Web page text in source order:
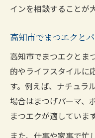
インを相談することが
高知市でまつエクと
高知市でまつエクとま
的やライフスタイルに
す。例えば、ナチュラ
場合はまつげパーマ、
まつエクが適しています
また、仕事や家事で忙